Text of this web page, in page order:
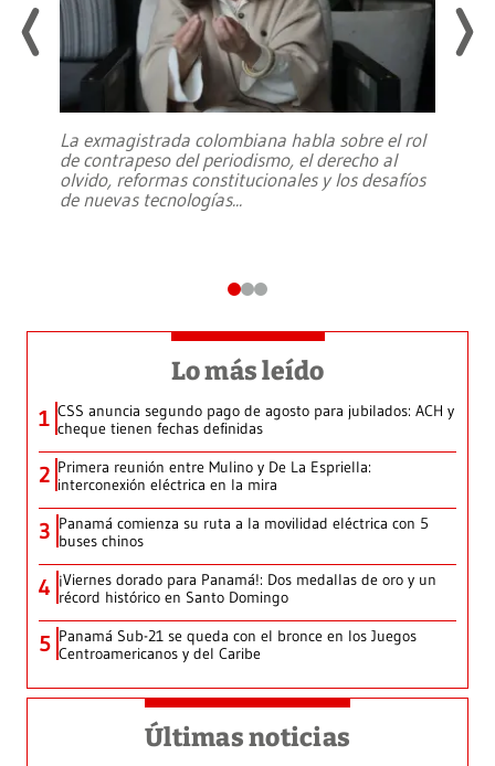
La exmagistrada colombiana habla sobre el rol
de contrapeso del periodismo, el derecho al
olvido, reformas constitucionales y los desafíos
de nuevas tecnologías...
Lo más leído
1 CSS anuncia segundo pago de agosto para jubilados: ACH y
cheque tienen fechas definidas
2 Primera reunión entre Mulino y De La Espriella:
interconexión eléctrica en la mira
3 Panamá comienza su ruta a la movilidad eléctrica con 5
buses chinos
4 ¡Viernes dorado para Panamá!: Dos medallas de oro y un
récord histórico en Santo Domingo
5 Panamá Sub-21 se queda con el bronce en los Juegos
Centroamericanos y del Caribe
Últimas noticias